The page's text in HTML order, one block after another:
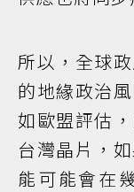
所以，全球
的地緣政治
如歐盟評估
台灣晶片，
能可能會在